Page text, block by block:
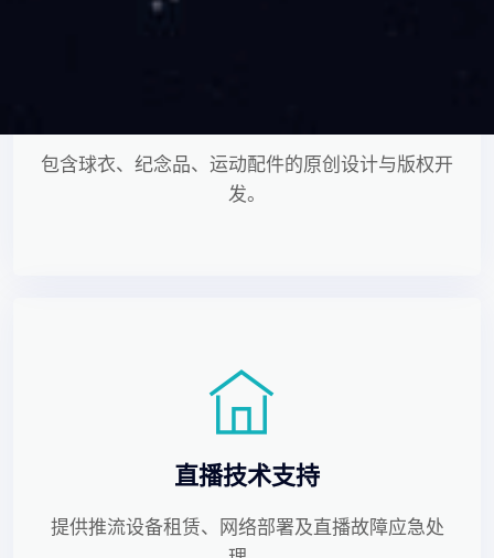
包含球衣、纪念品、运动配件的原创设计与版权开
发。
直播技术支持
提供推流设备租赁、网络部署及直播故障应急处